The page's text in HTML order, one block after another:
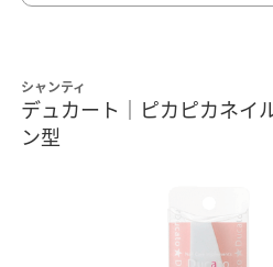
シャンティ
デュカート｜ピカピカネイ
ン型